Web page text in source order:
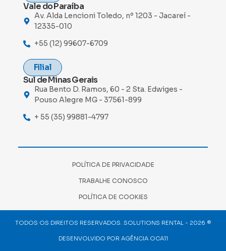
Vale do Paraíba
Av. Alda Lencioni Toledo, nº 1203 - Jacareí -
12335-010
+55 (12) 99607-6709
Filial
Sul de Minas Gerais
Rua Bento D. Ramos, 60 - 2 Sta. Edwiges -
Pouso Alegre MG - 37561-899
+ 55 (35) 99881-4797
POLÍTICA DE PRIVACIDADE
TRABALHE CONOSCO
POLÍTICA DE COOKIES
TODOS OS DIREITOS RESERVADOS. SOLUTIONS RENTAL - 2026 ®
DESENVOLVIDO POR AGÊNCIA OCA11